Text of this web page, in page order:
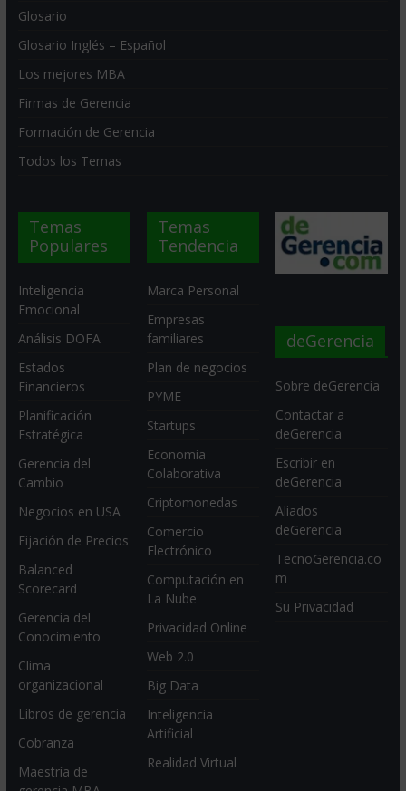
Glosario
Glosario Inglés – Español
Los mejores MBA
Firmas de Gerencia
Formación de Gerencia
Todos los Temas
Temas
Populares
Inteligencia
Emocional
Análisis DOFA
Estados
Financieros
Planificación
Estratégica
Gerencia del
Cambio
Negocios en USA
Fijación de Precios
Balanced
Scorecard
Gerencia del
Conocimiento
Clima
organizacional
Libros de gerencia
Cobranza
Maestría de
Temas
Tendencia
Marca Personal
Empresas
familiares
Plan de negocios
PYME
Startups
Economia
Colaborativa
Criptomonedas
Comercio
Electrónico
Computación en
La Nube
Privacidad Online
Web 2.0
Big Data
Inteligencia
Artificial
Realidad Virtual
deGerencia
Sobre deGerencia
Contactar a
deGerencia
Escribir en
deGerencia
Aliados
deGerencia
TecnoGerencia.co
m
Su Privacidad